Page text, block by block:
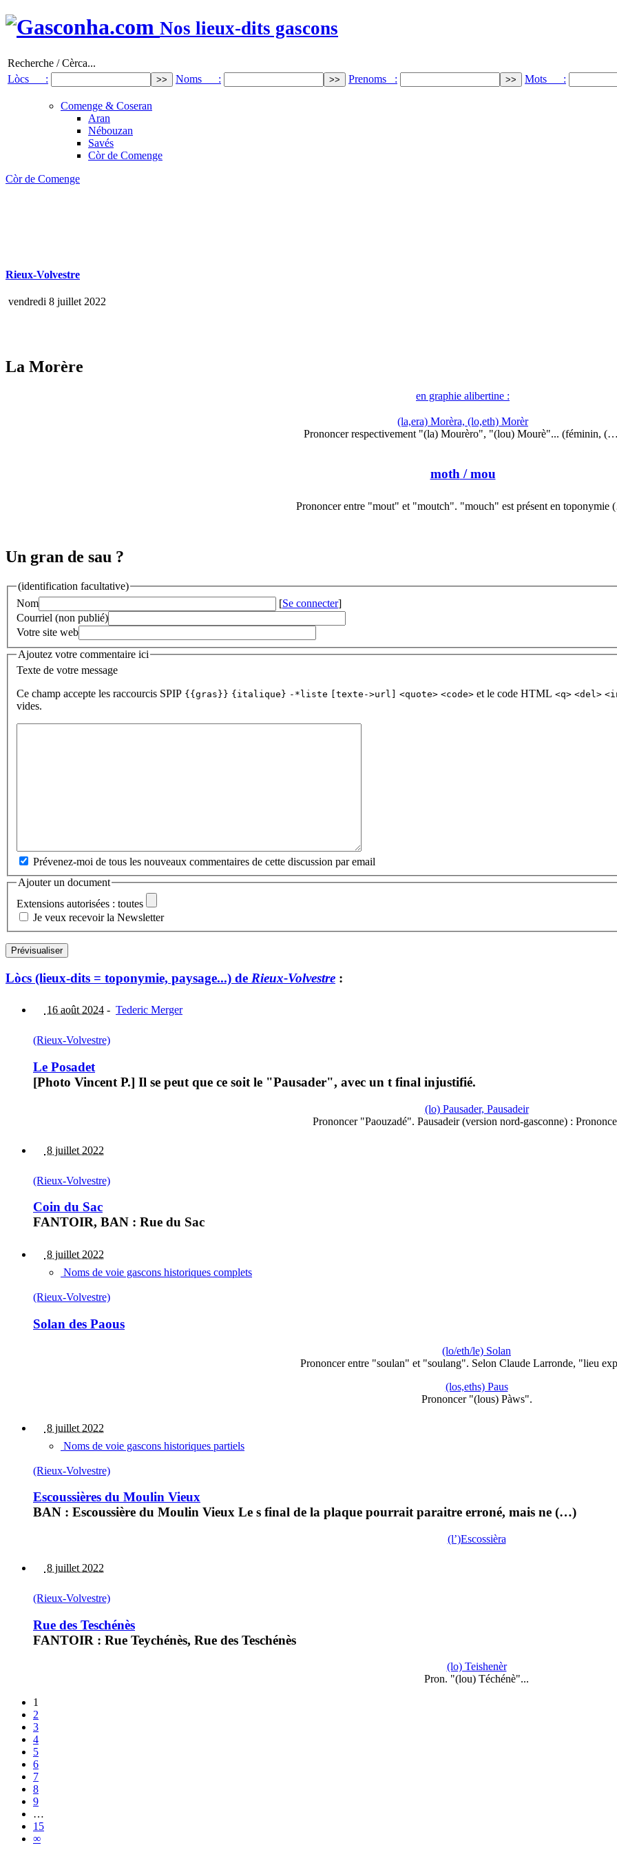
Nos lieux-dits gascons
Recherche / Cèrca...
Lòcs :
Noms : Prenoms : Mots :
Comenge & Coseran
Aran
Nébouzan
Savés
Còr de Comenge
Còr de Comenge
Rieux-Volvestre
vendredi 8 juillet 2022
La Morère
en graphie alibertine :
(la,era) Morèra, (lo,eth) Morèr
Prononcer respectivement "(la) Mourèro", "(lou) Mourè"... (féminin,
moth / mou
Prononcer entre "mout" et "moutch". "mouch" est présent en toponymie
Un gran de sau ?
(identification facultative)
Nom
[Se connecter]
Courriel (non publié)
Votre site web
Ajoutez votre commentaire ici
Texte de votre message
Ce champ accepte les raccourcis SPIP {{gras}} {italique} -*liste [texte->url] <quote> <code> et le code HTML <q> <del>
vides.
Prévenez-moi de tous les nouveaux commentaires de cette discussion par email
Ajouter un document
Extensions autorisées : toutes
Je veux recevoir la Newsletter
Lòcs (lieux-dits = toponymie, paysage...) de Rieux-Volvestre :
16 août 2024 - Tederic Merger
(Rieux-Volvestre)
Le Posadet
[Photo Vincent P.] Il se peut que ce soit le "Pausader", avec un t final injustifié.
(lo) Pausader, Pausadeir
Prononcer "Paouzadé". Pausadeir (version nord-gasconne) :
8 juillet 2022
(Rieux-Volvestre)
Coin du Sac
FANTOIR, BAN : Rue du Sac
8 juillet 2022
Noms de voie gascons historiques complets
(Rieux-Volvestre)
Solan des Paous
(lo/eth/le) Solan
Prononcer entre "soulan" et "soulang". Selon Claude Larronde, "lieu
(los,eths) Paus
Prononcer "(lous) Pàws".
8 juillet 2022
Noms de voie gascons historiques partiels
(Rieux-Volvestre)
Escoussières du Moulin Vieux
BAN : Escoussière du Moulin Vieux Le s final de la plaque pourrait paraitre erroné, mais ne (…)
(l’)Escossièra
8 juillet 2022
(Rieux-Volvestre)
Rue des Teschénès
FANTOIR : Rue Teychénès, Rue des Teschénès
(lo) Teishenèr
Pron. "(lou) Téchénè"...
1
2
3
4
5
6
7
8
9
…
15
∞